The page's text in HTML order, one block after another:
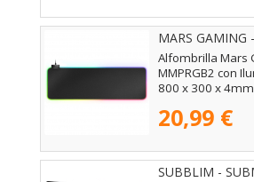
MARS GAMING
Alfombrilla Mars
MMPRGB2 con
800 x 300 x 4mm
20,99 €
SUBBLIM -